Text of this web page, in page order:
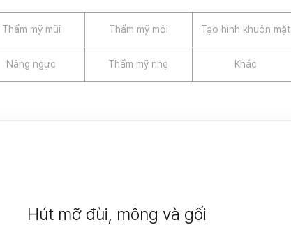
Thẩm mỹ mũi Thẩm mỹ môi Tạo hình khuôn mặt
Nâng ngực Thẩm mỹ nhẹ Khác
Hút mỡ đùi, mông và gối